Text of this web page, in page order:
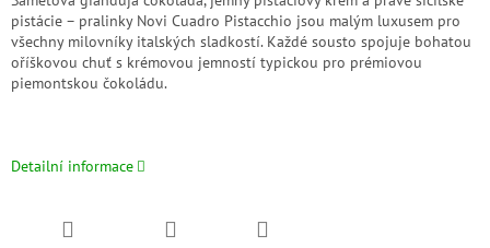
pistácie – pralinky Novi Cuadro Pistacchio jsou malým luxusem pro
všechny milovníky italských sladkostí. Každé sousto spojuje bohatou
oříškovou chuť s krémovou jemností typickou pro prémiovou
piemontskou čokoládu.
Detailní informace